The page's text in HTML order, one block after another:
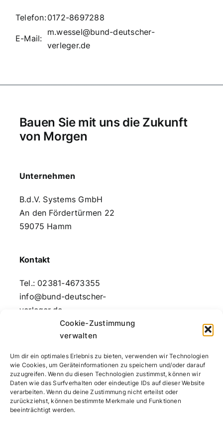
Cookie-Zustimmung
verwalten
Um dir ein optimales Erlebnis zu bieten, verwenden wir Technologien
wie Cookies, um Geräteinformationen zu speichern und/oder darauf
zuzugreifen. Wenn du diesen Technologien zustimmst, können wir
Daten wie das Surfverhalten oder eindeutige IDs auf dieser Website
verarbeiten. Wenn du deine Zustimmung nicht erteilst oder
zurückziehst, können bestimmte Merkmale und Funktionen
beeinträchtigt werden.
Telefon:0172-8697288
E-Mail:
m.wessel@bund-deutscher-
verleger.de
Bauen Sie mit uns die Zukunft
von Morgen
Unternehmen
B.d.V. Systems GmbH
An den Fördertürmen 22
59075 Hamm
Kontakt
Tel.: 02381-4673355
info@bund-deutscher-
verleger.de
Impressum
Datenschutz
Cookie Richtlinie (EU)